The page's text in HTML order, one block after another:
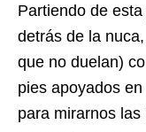
Partiendo de
detrás de la
que no duelan)
pies apoyados
para mirarnos